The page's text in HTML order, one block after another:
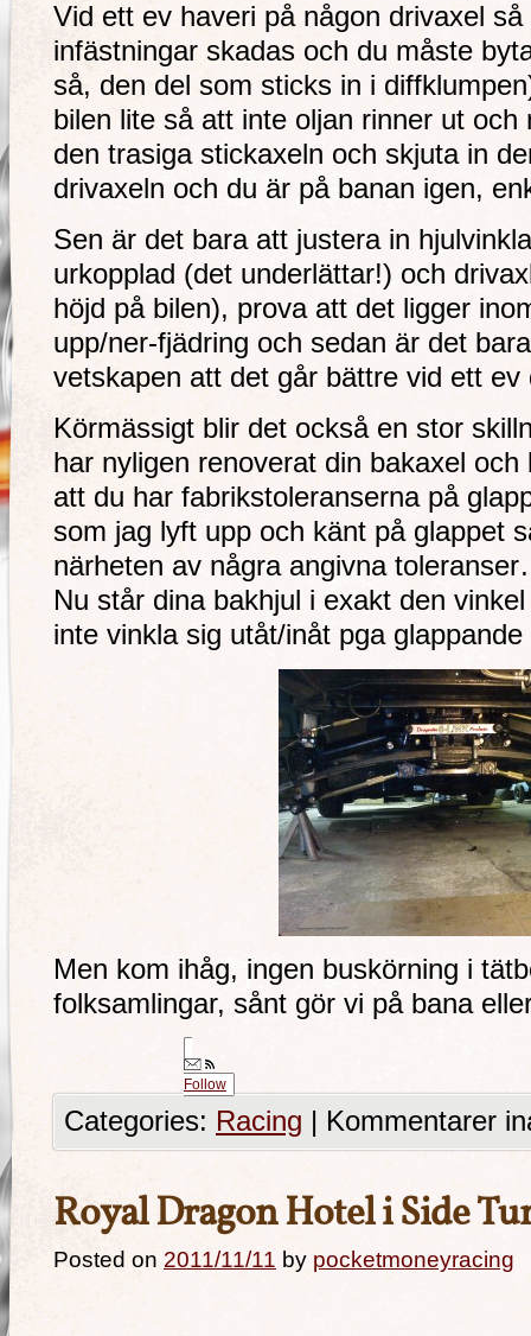
Vid ett ev haveri på någon drivaxel
infästningar skadas och du måste
så, den del som sticks in i
bilen lite så att inte oljan rinner ut
den trasiga stickaxeln och skjuta in
drivaxeln och du är på banan igen,
Sen är det bara att justera in
urkopplad (det underlättar!) och
höjd på bilen), prova att det ligger
upp/ner-fjädring och sedan är det
vetskapen att det går bättre vid ett ev
Körmässigt blir det också en stor
har nyligen renoverat din bakaxel
att du har fabrikstoleranserna på
som jag lyft upp och känt på glappet
närheten av några angivna
Nu står dina bakhjul i exakt den
inte vinkla sig utåt/inåt pga
Men kom ihåg, ingen buskörning i
folksamlingar, sånt gör vi på bana
Follow
Categories: Racing | Kommentarer
Royal Dragon Hotel i Side
Posted on 2011/11/11 by pocketmoneyracing